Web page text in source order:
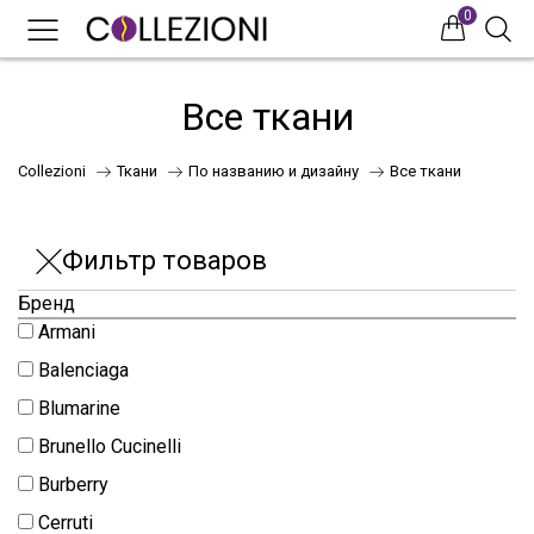
0
НОВИНКИ
Все ткани
Collezioni Ткани По названию и дизайну Все ткани
Фильтр товаров
Бренд
Armani
Balenciaga
Blumarine
Brunello Cucinelli
Burberry
Cerruti